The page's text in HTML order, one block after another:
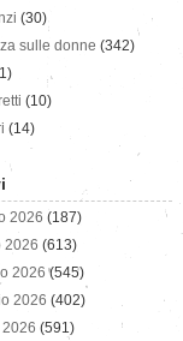
(30)
sulle donne (342)
(10)
(14)
2026 (187)
2026 (613)
2026 (545)
2026 (402)
(591)